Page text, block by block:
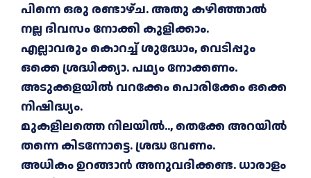
പിന്നെ ഒരു രണ്ടാഴ്ച. അതു കഴിഞ്ഞാൽ
നല്ല ദിവസം നോക്കി കുളിക്കാം.
എല്ലാവരും കൊറച്ച് ശുദ്ധോം, വെടിപ്പും
ഒക്കെ ശ്രദ്ധിക്ക്യാ. പഥ്യം നോക്കണം.
അടുക്കളയിൽ വറക്കേം പൊരിക്കേം ഒക്കെ
നിഷിദ്ധ്യം.
മുകളിലത്തെ നിലയിൽ.., തെക്കേ അറയിൽ
തന്നെ കിടന്നോട്ടെ. ശ്രദ്ധ വേണം.
അധികം ഉറങ്ങാൻ അനുവദിക്കണ്ട. ധാരാളം